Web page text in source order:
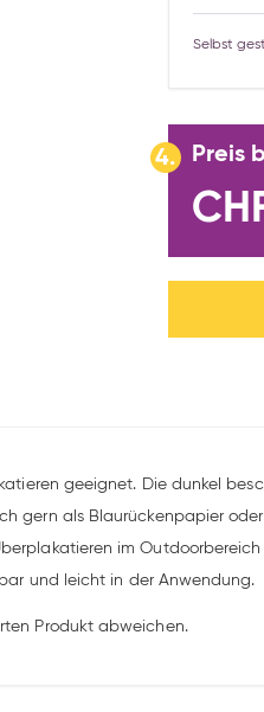
Selbst
4. Preis
geeignet. Die dunkel
gern als Blaurückenpapier
im
und leicht in der Anwendung.
Produkt abweichen.